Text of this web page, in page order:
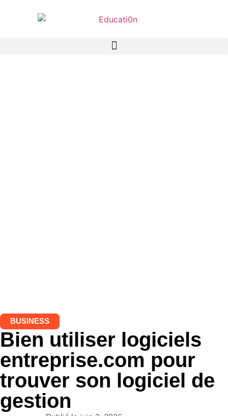
BUSINESS
Bien utiliser logiciels
entreprise.com pour
trouver son logiciel de
gestion